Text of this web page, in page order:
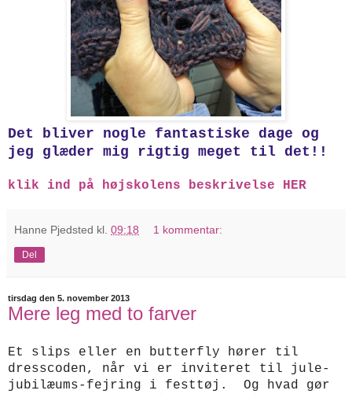
Det bliver nogle fantastiske dage og
jeg glæder mig rigtig meget til det!!
klik ind på højskolens beskrivelse HER
Hanne Pjedsted kl. 09:18 1 kommentar:
Del
tirsdag den 5. november 2013
Mere leg med to farver
Et slips eller en butterfly hører til
dresscoden, når vi er inviteret til jule-
jubilæums-fejring i festtøj. Og hvad gør